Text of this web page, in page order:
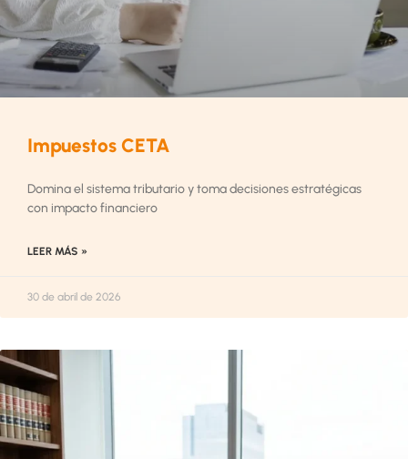
Impuestos CETA
Domina el sistema tributario y toma decisiones estratégicas
con impacto financiero
LEER MÁS »
30 de abril de 2026